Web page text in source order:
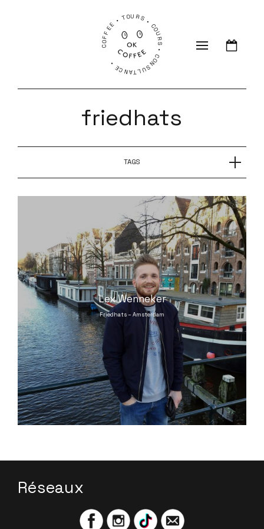
COFFEE • TOURS • COURS • CONSULTANCE •
friedhats
TAGS
Lex Wenneker
Friedhats – Amsterdam
Réseaux